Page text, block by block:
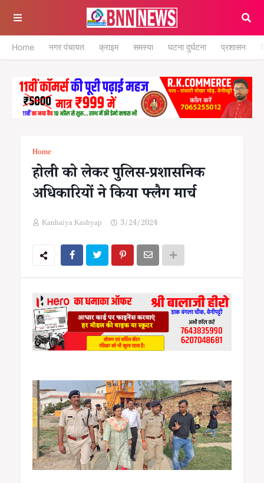
Home नगर पंचायत क्राइम समस्या घटना दुर्घटना प्रशासन
Home
होली को लेकर पुलिस-प्रशासनिक
अधिकारियों ने किया फ्लैग मार्च
Kanhaiya Kashyap 3/24/2024